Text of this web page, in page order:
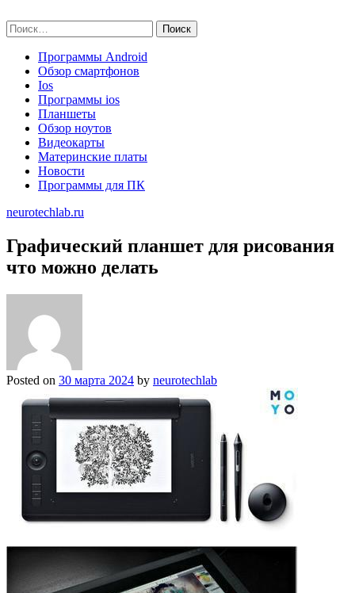
to
content
Найти:
Программы Android
Обзор смартфонов
Ios
Программы ios
Планшеты
Обзор ноутов
Видеокарты
Материнские платы
Новости
Программы для ПК
neurotechlab.ru
Графический планшет для рисования
что можно делать
Posted on 30 марта 2024 by neurotechlab